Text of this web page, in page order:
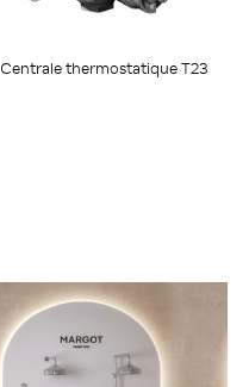
Centrale thermostatique T23